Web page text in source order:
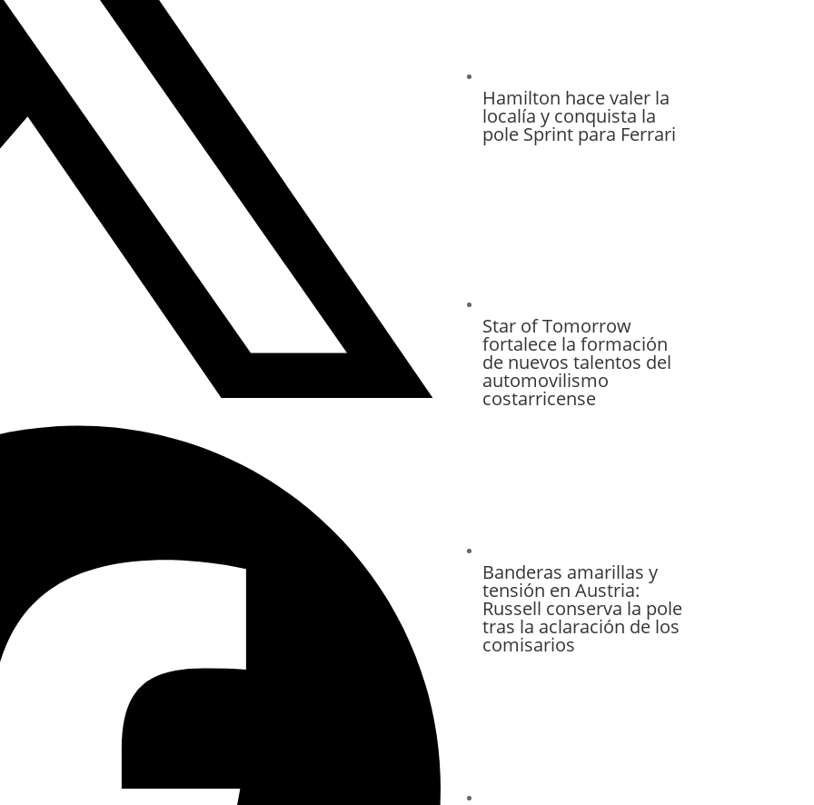
Hamilton hace valer la
localía y conquista la
pole Sprint para Ferrari
Star of Tomorrow
fortalece la formación
de nuevos talentos del
automovilismo
costarricense
Banderas amarillas y
tensión en Austria:
Russell conserva la pole
tras la aclaración de los
comisarios